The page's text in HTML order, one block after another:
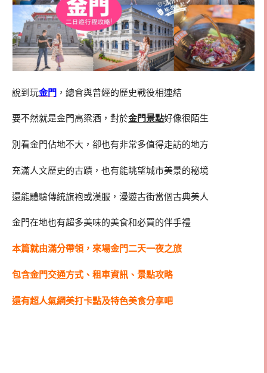
說到玩金門 ，總會與曾經的歷史戰役相連結
要不然就是金門高粱酒，對於金門景點好像很陌生
別看金門佔地不大，卻也有非常多值得走訪的地方
充滿人文歷史的古蹟，也有能眺望城市美景的秘境
還能體驗傳統旗袍或漢服，漫遊古街當個古典美人
金門在地也有超多美味的美食和必買的伴手禮
本篇就由滿分帶領，來場金門二天一夜之旅
包含金門交通方式、租車資訊、景點攻略
還有超人氣網美打卡點及特色美食分享吧